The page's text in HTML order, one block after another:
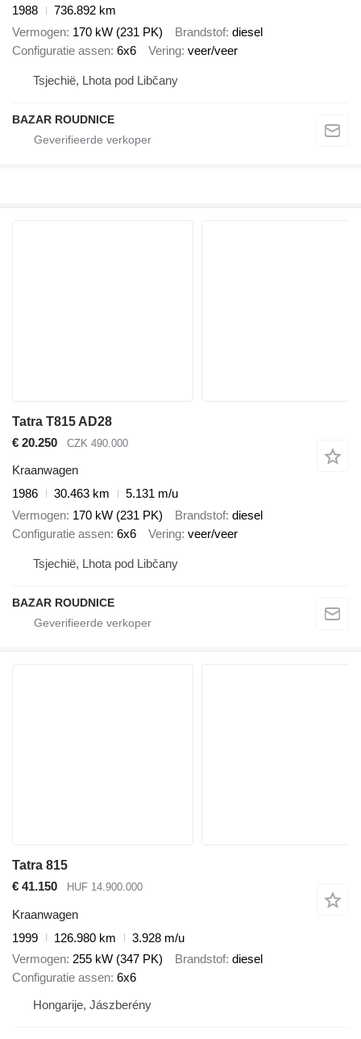
1988
736.892 km
Vermogen 170 kW (231 PK) Brandstof diesel
Configuratie assen 6x6 Vering veer/veer
Tsjechië, Lhota pod Libčany
BAZAR ROUDNICE
Tatra T815 AD28
€ 20.250
CZK 490.000
Kraanwagen
1986
30.463 km
5.131 m/u
Vermogen 170 kW (231 PK) Brandstof diesel
Configuratie assen 6x6 Vering veer/veer
Tsjechië, Lhota pod Libčany
BAZAR ROUDNICE
Tatra 815
€ 41.150
HUF 14.900.000
Kraanwagen
1999
126.980 km
3.928 m/u
Vermogen 255 kW (347 PK) Brandstof diesel
Configuratie assen 6x6
Hongarije, Jászberény